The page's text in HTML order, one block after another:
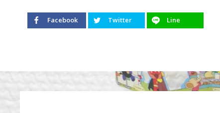
Facebook Twitter Line